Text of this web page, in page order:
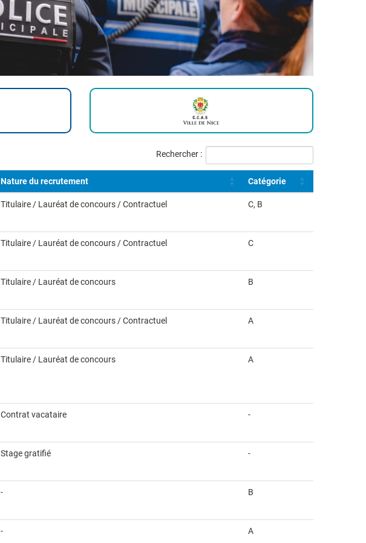
Rechercher :
Nature du recrutement Catégorie
Titulaire / Lauréat de concours / Contractuel C, B
Titulaire / Lauréat de concours / Contractuel C
Titulaire / Lauréat de concours B
Titulaire / Lauréat de concours / Contractuel A
Titulaire / Lauréat de concours A
Contrat vacataire -
Stage gratifié -
- B
- A